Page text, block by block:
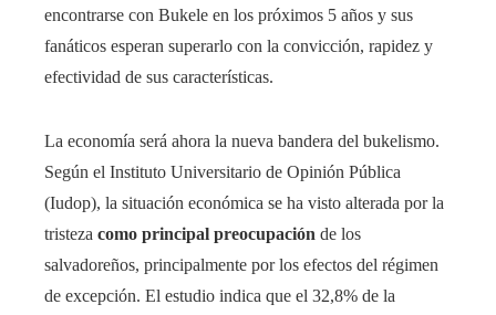
encontrarse con Bukele en los próximos 5 años y sus
fanáticos esperan superarlo con la convicción, rapidez y
efectividad de sus características.
La economía será ahora la nueva bandera del bukelismo.
Según el Instituto Universitario de Opinión Pública
(Iudop), la situación económica se ha visto alterada por la
tristeza como principal preocupación de los
salvadoreños, principalmente por los efectos del régimen
de excepción. El estudio indica que el 32,8% de la